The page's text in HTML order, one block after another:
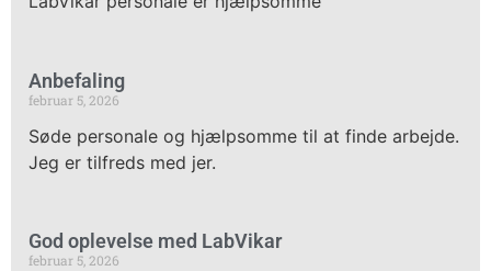
Anbefaling
februar 5, 2026
Søde personale og hjælpsomme til at finde arbejde.
Jeg er tilfreds med jer.
God oplevelse med LabVikar
februar 5, 2026